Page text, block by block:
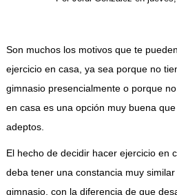
Son muchos los motivos que te
ejercicio en casa, ya sea porque no
gimnasio presencialmente o porque
en casa es una opción muy buena
adeptos.
El hecho de decidir hacer ejercicio en
deba tener una constancia muy
gimnasio, con la diferencia de que